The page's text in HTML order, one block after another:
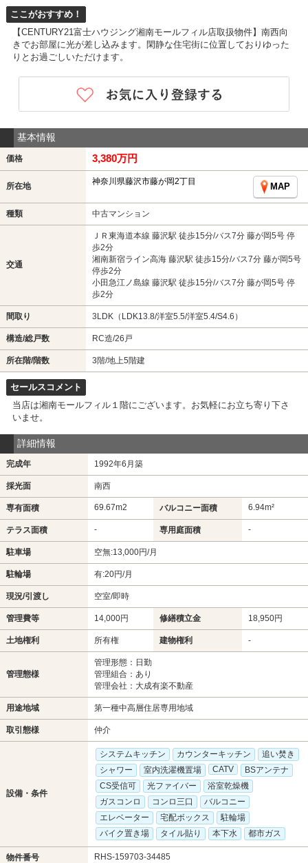
ここがおすすめ！
【CENTURY21富士ハウジング湘南モールフィル店取扱物件】南西向
きでお部屋に光が差し込みます。閑静な住宅街に位置しておりゆった
りとお過ごしいただけます。
基本情報
価格 3,380万円
所在地 神奈川県藤沢市藤が岡2丁目
MAP
種類 中古マンション
交通
ＪＲ東海道本線 藤沢駅 徒歩15分/バス7分 藤が岡5号 停
歩2分
湘南新宿ライン高海 藤沢駅 徒歩15分/バス7分 藤が岡5号
停歩2分
小田急江ノ島線 藤沢駅 徒歩15分/バス7分 藤が岡5号 停
歩2分
間取り 3LDK（LDK13.8/洋室5.5/洋室5.4/S4.6）
構造/総戸数 RC造/26戸
所在階/階数 3階/地上5階建
セールスコメント
当店は湘南モールフィル１階にございます。お気軽にお立ち寄り下さ
いませ。
詳細情報
完成年 1992年6月築
採光面 南西
専有面積 69.67m2 バルコニー面積 6.94m²
テラス面積 - 専用庭面積 -
駐車場 空無:13,000円/月
駐輪場 有:20円/月
現況/引渡し 空室/即時
管理費等 14,000円 修繕積立金 18,950円
土地権利 所有権 建物権利 -
管理態様
管理形態：日勤
管理組合：あり
管理会社：大成有楽不動産
用途地域 第一種中高層住居専用地域
取引態様 仲介
設備・条件
システムキッチン カウンターキッチン
追い焚き
シャワー
室内洗濯機置場 CATV
BSアンテナ
CS受信可
光ファイバー
浴室乾燥機
ガスコンロ
コンロ三口
バルコニー
エレベーター
宅配ボックス
駐輪場
バイク置き場
タイル貼り 本下水 都市ガス
物件番号 RHS-159703-34485